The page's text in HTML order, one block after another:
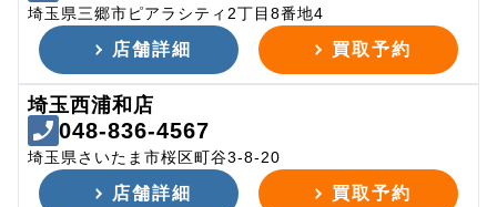
埼玉県三郷市ピアラシティ2丁目8番地4
店舗詳細 買取予約
埼玉西浦和店
048-836-4567
埼玉県さいたま市桜区町谷3-8-20
店舗詳細 買取予約